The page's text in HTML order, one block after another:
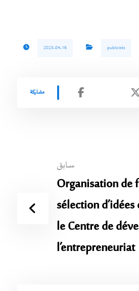
2025-04-16 publicités
سابق
Organisation de
sélection
le Centre de
l’entrepreneuriat